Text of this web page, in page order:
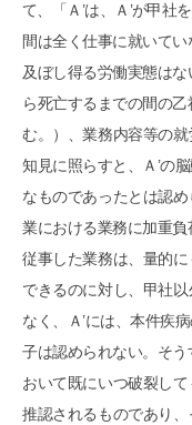
て、「Ａ’は、Ａ’が甲社
間は全く仕事に就いて
及ぼし得る労働実態は
ら死亡するまでの間の
む。）、業務内容等の
知見に照らすと、Ａ’の
なものであったとは認
業における業務に加重負
従事した業務は、量的
できるのに対し、甲社
なく、Ａ’には、本件疾
子は認められない。そう
おいて既にいつ破裂し
推認されるものであり